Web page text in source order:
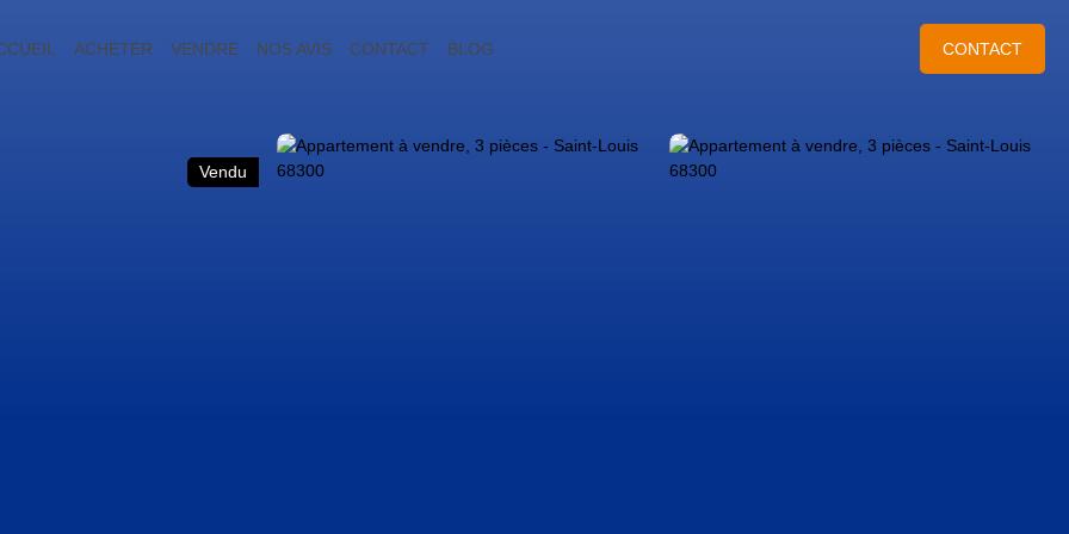
ACHETER VENDRE NOS AVIS CONTACT BLOG CONTACT
Vendu